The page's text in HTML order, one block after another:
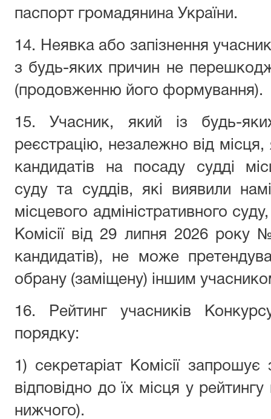
паспорт громадянина України.
14. Неявка або запізнення
з будь-яких причин не
(продовженню його формування).
15. Учасник, який із будь-
реєстрацію, незалежно від місця,
кандидатів на посаду судді
суду та суддів, які виявили
місцевого адміністративного
Комісії від 29 липня 2026 року
кандидатів), не може
обрану (заміщену) іншим
16. Рейтинг учасників
порядку:
1) секретаріат Комісії запрошує
відповідно до їх місця у
нижчого).